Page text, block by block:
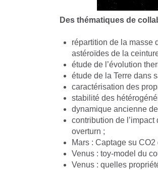
Des thématiques de
répartition de la masse
astéroïdes de la
étude de l’évolution
étude de la Terre dans
caractérisation des
stabilité des
dynamique ancienne
contribution de
overturn ;
Mars : Captage su
Venus : toy-model du
Venus : quelles